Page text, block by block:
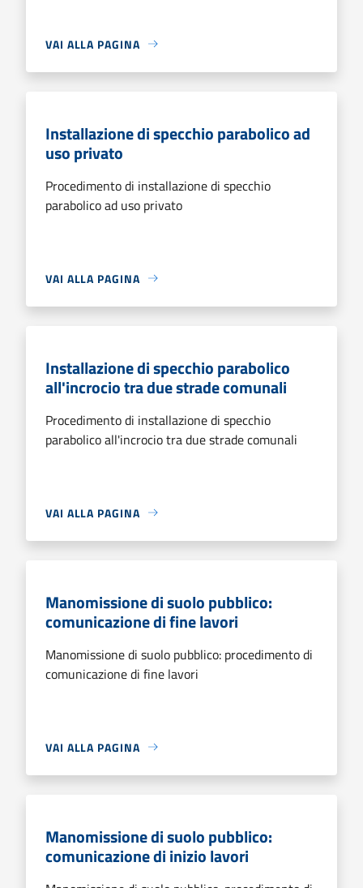
VAI ALLA PAGINA
Installazione di specchio parabolico ad
uso privato
Procedimento di installazione di specchio
parabolico ad uso privato
VAI ALLA PAGINA
Installazione di specchio parabolico
all'incrocio tra due strade comunali
Procedimento di installazione di specchio
parabolico all'incrocio tra due strade comunali
VAI ALLA PAGINA
Manomissione di suolo pubblico:
comunicazione di fine lavori
Manomissione di suolo pubblico: procedimento di
comunicazione di fine lavori
VAI ALLA PAGINA
Manomissione di suolo pubblico:
comunicazione di inizio lavori